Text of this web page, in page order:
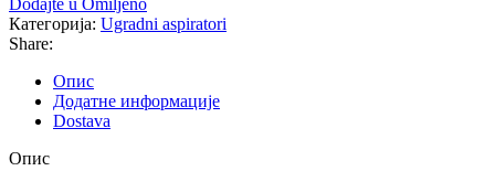
Dodajte u Omiljeno
Категорија: Ugradni aspiratori
Share:
Опис
Додатне информације
Dostava
Опис